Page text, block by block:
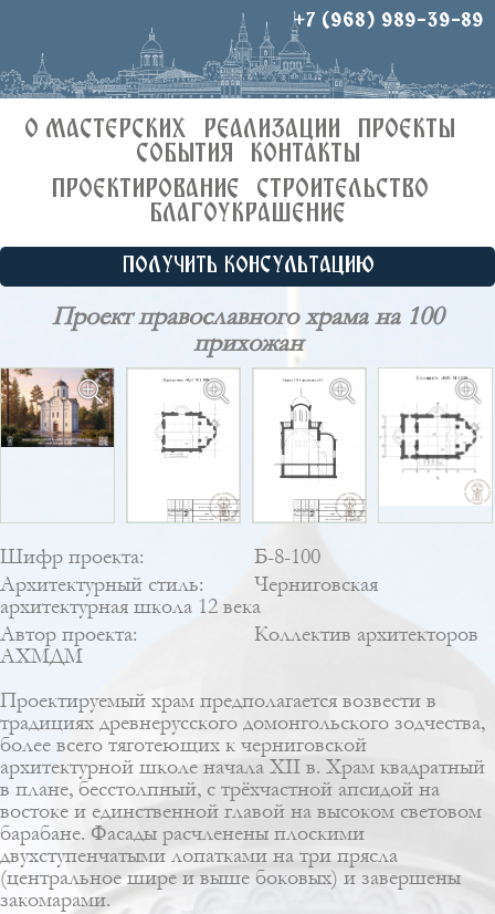
+7 (968) 989-39-89
О МАСТЕРСКИХ РЕАЛИЗАЦИИ
ПРОЕКТЫ
СОБЫТИЯ
КОНТАКТЫ
ПРОЕКТИРОВАНИЕ
СТРОИТЕЛЬСТВО
БЛАГОУКРАШЕНИЕ
ПОЛУЧИТЬ КОНСУЛЬТАЦИЮ
Проект православного храма на 100
прихожан
Шифр проекта:
Б-8-100
Архитектурный стиль:
Черниговская
архитектурная школа 12 века
Автор проекта:
Коллектив архитекторов
АХМДМ
Проектируемый храм предполагается возвести в
традициях древнерусского домонгольского зодчества,
более всего тяготеющих к черниговской
архитектурной школе начала XII в. Храм квадратный
в плане, бесстолпный, с трёхчастной апсидой на
востоке и единственной главой на высоком световом
барабане. Фасады расчленены плоскими
двухступенчатыми лопатками на три прясла
(центральное шире и выше боковых) и завершены
закомарами.